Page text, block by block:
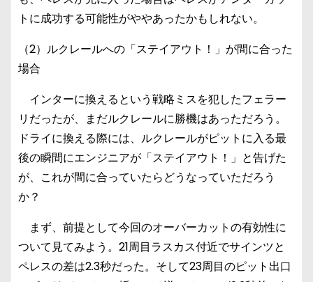
トに成功する可能性がややあったかもしれない。
（2）ルクレールへの「ステイアウト！」が間に合った
場合
インターに換えるという戦略ミスを犯したフェラー
リだったが、まだルクレールに勝機はあっただろう。
ドライに換える際には、ルクレールがピットに入る最
後の瞬間にエンジニアが「ステイアウト！」と告げた
が、これが間に合っていたらどうなっていただろう
か？
まず、前提として今回のオーバーカットの有効性に
ついて見てみよう。21周目ラスカス付近でサインツと
ペレスの差は2.3秒だった。そして23周目のピット出口